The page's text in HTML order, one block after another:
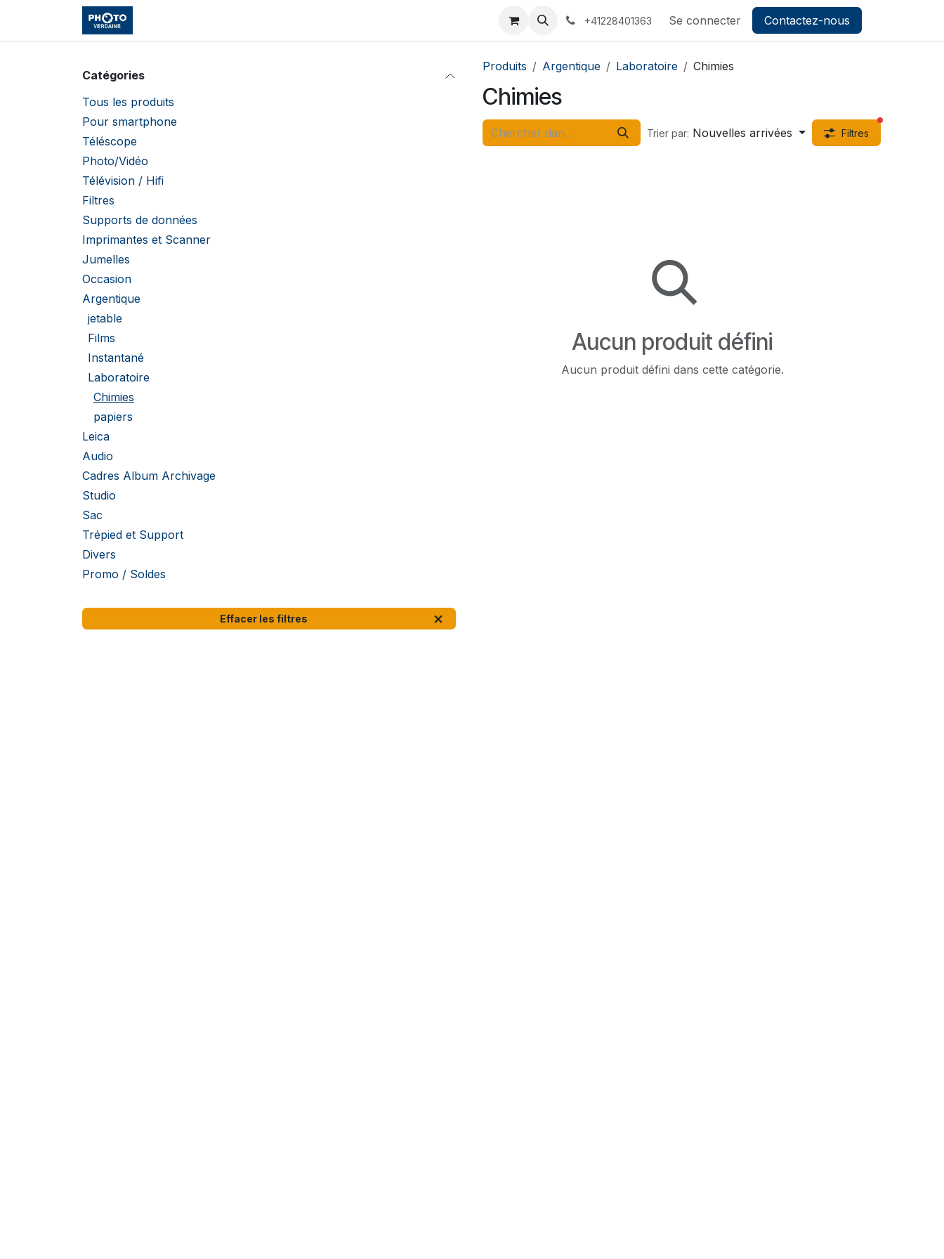
Se rendre au contenu
Événements Services Contactez-nous
+41228401363 Se connecter Contactez-nous
Catégories
Tous les produits
Pour smartphone
Téléscope
Photo/Vidéo
Télévision / Hifi
Filtres
Supports de données
Imprimantes et Scanner
Jumelles
Occasion
Argentique
jetable
Films
Instantané
Laboratoire
Chimies
papiers
Leica
Audio
Cadres Album Archivage
Studio
Sac
Trépied et Support
Divers
Promo / Soldes
Effacer les filtres
Produits Argentique Laboratoire Chimies
Chimies
Trier par: Nouvelles arrivées Filtres filtres actifs
Aucun produit défini
Aucun produit défini dans cette catégorie.